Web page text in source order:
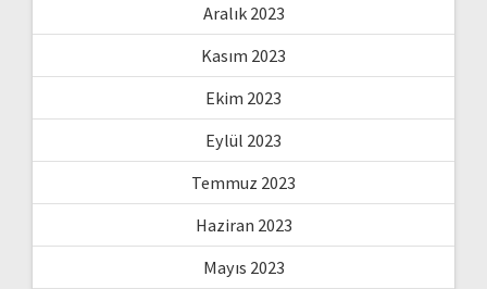
Aralık 2023
Kasım 2023
Ekim 2023
Eylül 2023
Temmuz 2023
Haziran 2023
Mayıs 2023